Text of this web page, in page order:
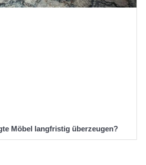
Möbel langfristig überzeugen?